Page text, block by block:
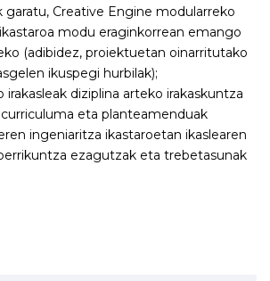
garatu, Creative Engine modularreko
modu eraginkorrean emango
(adibidez, proiektuetan oinarritutako
ikuspegi hurbilak);
irakasleak diziplina arteko irakaskuntza
eta planteamenduak
ingeniaritza ikastaroetan ikaslearen
ezagutzak eta trebetasunak